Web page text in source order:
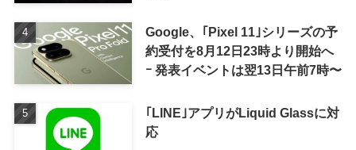
Google、｢Pixel 11｣シリーズの予
約受付を8月12日23時より開始へ
ｰ 発表イベントは翌13日午前7時〜
｢LINE｣アプリがLiquid Glassに対
応